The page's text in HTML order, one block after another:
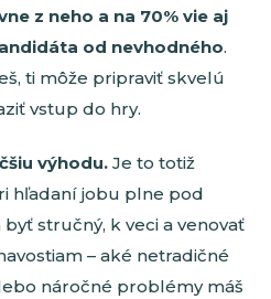
z neho a na 70% vie aj
od nevhodného.
ti môže pripraviť skvelú
vstup do hry.
výhodu. Je to totiž
hľadaní jobu plne pod
stručný, k veci a venovať
– aké netradičné
náročné problémy máš